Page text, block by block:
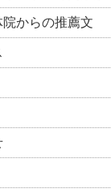
からの推薦文